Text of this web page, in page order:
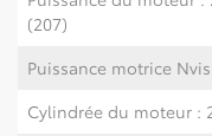
(207)
Puissance motrice
Cylindrée du moteur :